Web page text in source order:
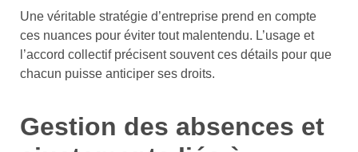
Une véritable stratégie d’entreprise prend en compte
ces nuances pour éviter tout malentendu. L’usage et
l’accord collectif précisent souvent ces détails pour que
chacun puisse anticiper ses droits.
Gestion des absences et